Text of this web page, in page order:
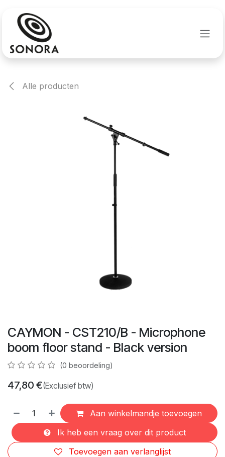
Alle producten
CAYMON - CST210/B - Microphone
boom floor stand - Black version
(0 beoordeling)
47,80 €(Exclusief btw)
Aan winkelmandje toevoegen
Ik heb een vraag over dit product
Toevoegen aan verlanglijst